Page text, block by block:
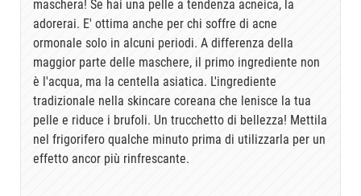
maschera! Se hai una pelle a tendenza acneica, la
adorerai. E' ottima anche per chi soffre di acne
ormonale solo in alcuni periodi. A differenza della
maggior parte delle maschere, il primo ingrediente non
è l'acqua, ma la centella asiatica. L'ingrediente
tradizionale nella skincare coreana che lenisce la tua
pelle e riduce i brufoli. Un trucchetto di bellezza! Mettila
nel frigorifero qualche minuto prima di utilizzarla per un
effetto ancor più rinfrescante.